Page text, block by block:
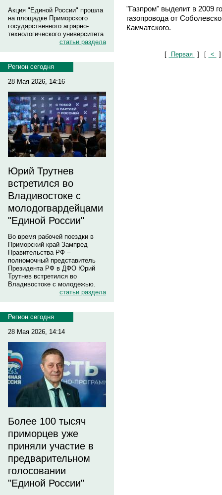
Акция "Единой России" прошла
на площадке Приморского
государственного аграрно-
технологического университета
статьи раздела
Регион сегодня
28 Мая 2026, 14:16
Юрий Трутнев
встретился во
Владивостоке с
молодогвардейцами
"Единой России"
Во время рабочей поездки в
Приморский край Зампред
Правительства РФ –
полномочный представитель
Президента РФ в ДФО Юрий
Трутнев встретился во
Владивостоке с молодежью.
статьи раздела
Регион сегодня
28 Мая 2026, 14:14
Более 100 тысяч
приморцев уже
приняли участие в
предварительном
голосовании
"Единой России"
"Газпром" выделит в 2009
газопровода от
Камчатского.
[ Первая ] [ < ]